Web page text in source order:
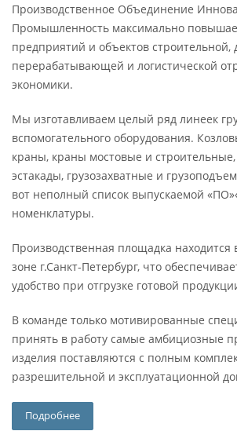
Производственное Объединение
Промышленность максимально
предприятий и объектов
перерабатывающей и логистической
экономики.
Мы изготавливаем целый ряд линеек
вспомогательного оборудования.
краны, краны мостовые и
эстакады, грузозахватные и
вот неполный список выпускаемой
номенклатуры.
Производственная площадка
зоне г.Санкт-Петербург, что
удобство при отгрузке готовой
В команде только мотивированные
принять в работу самые амбициозные
изделия поставляются с полным
разрешительной и эксплуатационной
Подробнее